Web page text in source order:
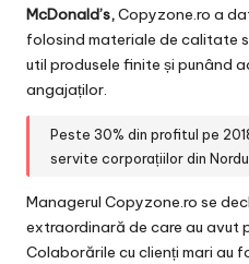
McDonald’s,Copyzone.ro a
folosind materiale de calitate
util produsele finite și punând
angajaților.
Peste 30% din profitul pe
servite corporațiilor din
Managerul Copyzone.ro se
extraordinară de care au avut
Colaborările cu clienți mari au